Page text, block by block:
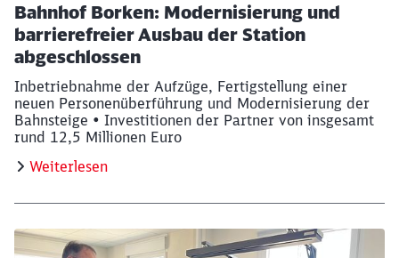
Bahnhof Borken: Modernisierung und
barrierefreier Ausbau der Station
abgeschlossen
Inbetriebnahme der Aufzüge, Fertigstellung einer
neuen Personenüberführung und Modernisierung der
Bahnsteige • Investitionen der Partner von insgesamt
rund 12,5 Millionen Euro
Weiterlesen